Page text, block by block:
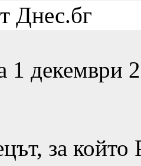
Днес.бг
1 декември
за който